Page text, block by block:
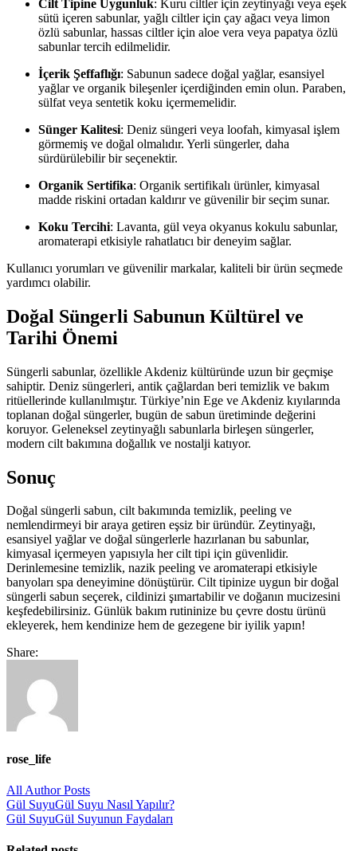
Cilt Tipine Uygunluk: Kuru ciltler için zeytinyağı veya eşek
sütü içeren sabunlar, yağlı ciltler için çay ağacı veya limon
özlü sabunlar, hassas ciltler için aloe vera veya papatya özlü
sabunlar tercih edilmelidir.
İçerik Şeffaflığı: Sabunun sadece doğal yağlar, esansiyel
yağlar ve organik bileşenler içerdiğinden emin olun. Paraben,
sülfat veya sentetik koku içermemelidir.
Sünger Kalitesi: Deniz süngeri veya loofah, kimyasal işlem
görmemiş ve doğal olmalıdır. Yerli süngerler, daha
sürdürülebilir bir seçenektir.
Organik Sertifika: Organik sertifikalı ürünler, kimyasal
madde riskini ortadan kaldırır ve güvenilir bir seçim sunar.
Koku Tercihi: Lavanta, gül veya okyanus kokulu sabunlar,
aromaterapi etkisiyle rahatlatıcı bir deneyim sağlar.
Kullanıcı yorumları ve güvenilir markalar, kaliteli bir ürün seçmede
yardımcı olabilir.
Doğal Süngerli Sabunun Kültürel ve
Tarihi Önemi
Süngerli sabunlar, özellikle Akdeniz kültüründe uzun bir geçmişe
sahiptir. Deniz süngerleri, antik çağlardan beri temizlik ve bakım
ritüellerinde kullanılmıştır. Türkiye’nin Ege ve Akdeniz kıyılarında
toplanan doğal süngerler, bugün de sabun üretiminde değerini
koruyor. Geleneksel zeytinyağlı sabunlarla birleşen süngerler,
modern cilt bakımına doğallık ve nostalji katıyor.
Sonuç
Doğal süngerli sabun, cilt bakımında temizlik, peeling ve
nemlendirmeyi bir araya getiren eşsiz bir üründür. Zeytinyağı,
esansiyel yağlar ve doğal süngerlerle hazırlanan bu sabunlar,
kimyasal içermeyen yapısıyla her cilt tipi için güvenlidir.
Derinlemesine temizlik, nazik peeling ve aromaterapi etkisiyle
banyoları spa deneyimine dönüştürür. Cilt tipinize uygun bir doğal
süngerli sabun seçerek, cildinizi şımartabilir ve doğanın mucizesini
keşfedebilirsiniz. Günlük bakım rutininize bu çevre dostu ürünü
ekleyerek, hem kendinize hem de gezegene bir iyilik yapın!
Share:
rose_life
All Author Posts
Post
navigation
Gül SuyuGül Suyu Nasıl Yapılır?
Gül SuyuGül Suyunun Faydaları